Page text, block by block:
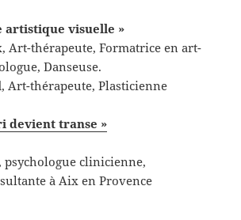
artistique visuelle »
Art-thérapeute, Formatrice en art-
Danseuse.
Art-thérapeute, Plasticienne
devient transe »
psychologue clinicienne,
à Aix en Provence